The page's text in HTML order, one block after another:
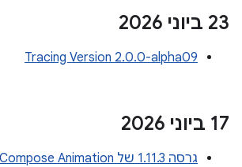
‫23 ביוני 2026
Tracing Version 2.0.0-alpha09
‫17 ביוני 2026
גרסה 1.11.3 של Compose Animation